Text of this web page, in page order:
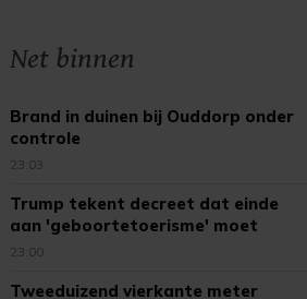
Net binnen
Brand in duinen bij Ouddorp onder
controle
23:03
Trump tekent decreet dat einde
aan 'geboortetoerisme' moet
maken
23:00
Tweeduizend vierkante meter